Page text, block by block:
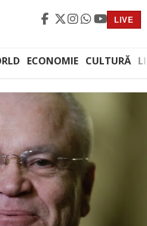
LIVE
ECONOMIE CULTURĂ